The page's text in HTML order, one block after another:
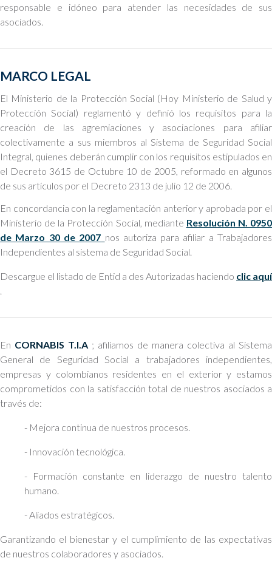
responsable e idóneo para atender las necesidades de sus
asociados.
MARCO LEGAL
El Ministerio de la Protección Social (Hoy Ministerio de Salud y
Protección Social) reglamentó y definió los requisitos para la
creación de las agremiaciones y asociaciones para afiliar
colectivamente a sus miembros al Sistema de Seguridad Social
Integral, quienes deberán cumplir con los requisitos estipulados en
el Decreto 3615 de Octubre 10 de 2005, reformado en algunos
de sus artículos por el Decreto 2313 de julio 12 de 2006.
En concordancia con la reglamentación anterior y aprobada por el
Ministerio de la Protección Social, mediante Resolución N. 0950
de Marzo 30 de 2007 nos autoriza para afiliar a Trabajadores
Independientes al sistema de Seguridad Social.
Descargue el listado de Entid a des Autorizadas haciendo clic aquí
.
En CORNABIS T.I.A ; afiliamos de manera colectiva al Sistema
General de Seguridad Social a trabajadores independientes,
empresas y colombianos residentes en el exterior y estamos
comprometidos con la satisfacción total de nuestros asociados a
través de:
- Mejora continua de nuestros procesos.
- Innovación tecnológica.
- Formación constante en liderazgo de nuestro talento
humano.
- Aliados estratégicos.
Garantizando el bienestar y el cumplimiento de las expectativas
de nuestros colaboradores y asociados.